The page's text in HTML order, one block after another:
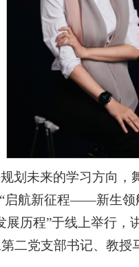
划未来的学习方向
启航新征程——新生
历程”于线上举行
二党支部书记、教